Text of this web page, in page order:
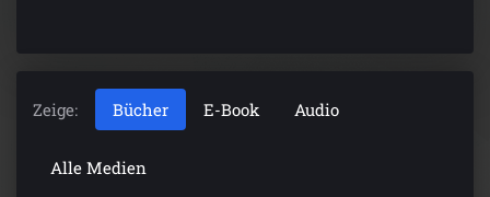
Zeige: Bücher E-Book Audio
Alle Medien